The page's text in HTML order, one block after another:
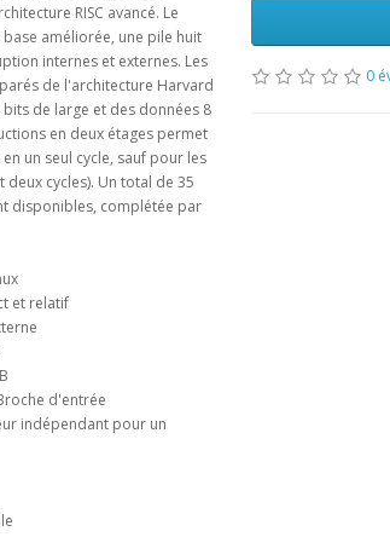
RISC avancé. Le
base améliorée, une pile huit
internes et externes. Les
de l'architecture Harvard
de large et des données 8
en deux étages permet
un seul cycle, sauf pour les
cycles). Un total de 35
disponibles, complétée par
et relatif
d'entrée
indépendant pour un
0